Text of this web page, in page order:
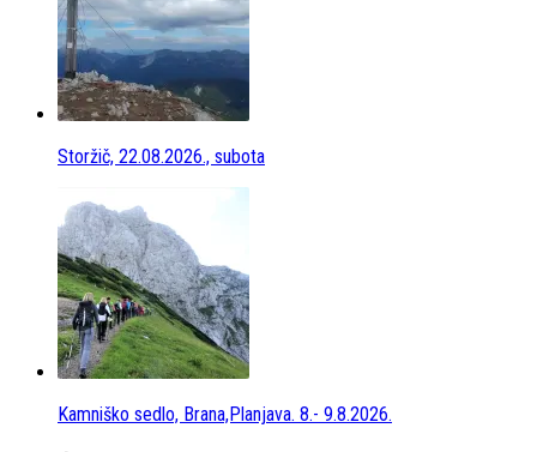
Storžič, 22.08.2026., subota
Kamniško sedlo, Brana,Planjava. 8.- 9.8.2026.